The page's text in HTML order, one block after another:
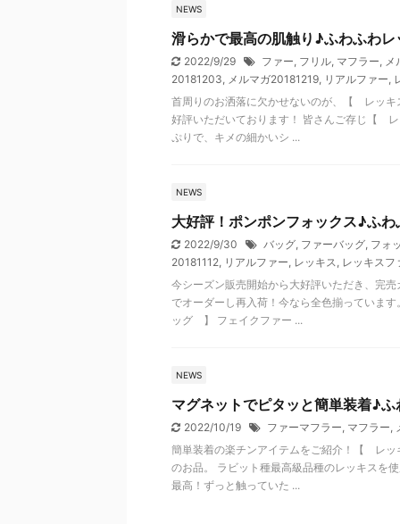
NEWS
滑らかで最高の肌触り♪ふわふわ
2022/9/29 ファー, フリル, マフラー, メ
20181203, メルマガ20181219, リアルファー,
首周りのお洒落に欠かせないのが、【 レッ
好評いただいております！ 皆さんご存じ【
ぷりで、キメの細かいシ ...
NEWS
大好評！ポンポンフォックス♪ふ
2022/9/30 バッグ, ファーバッグ, フォ
20181112, リアルファー, レッキス, レッキスフ
今シーズン販売開始から大好評いただき、完
でオーダーし再入荷！今なら全色揃ってい
ッグ 】 フェイクファー ...
NEWS
マグネットでピタッと簡単装着♪
2022/10/19 ファーマフラー, マフラー,
簡単装着の楽チンアイテムをご紹介！【 レ
のお品。 ラビット種最高級品種のレッキスを
最高！ずっと触っていた ...